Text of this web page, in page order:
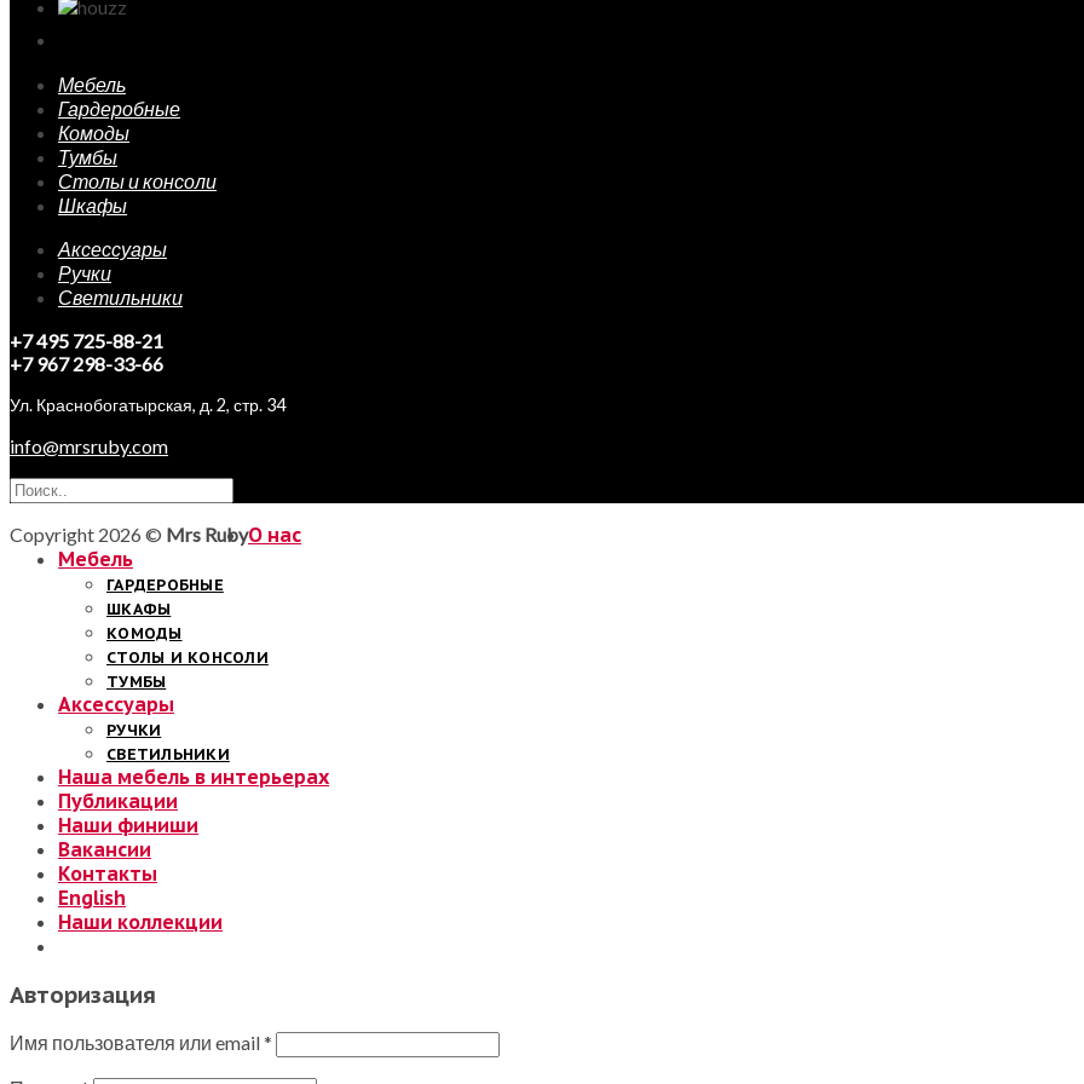
Мебель
Гардеробные
Комоды
Тумбы
Столы и консоли
Шкафы
Аксессуары
Ручки
Светильники
+7 495 725-88-21
+7 967 298-33-66
Ул. Краснобогатырская, д. 2, стр. 34
info@mrsruby.com
Copyright 2026 © Mrs RubyО нас
Мебель
ГАРДЕРОБНЫЕ
ШКАФЫ
КОМОДЫ
СТОЛЫ И КОНСОЛИ
ТУМБЫ
Аксессуары
РУЧКИ
СВЕТИЛЬНИКИ
Наша мебель в интерьерах
Публикации
Наши финиши
Вакансии
Контакты
English
Наши коллекции
Авторизация
Имя пользователя или email*